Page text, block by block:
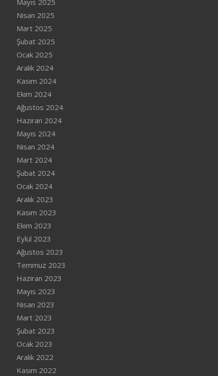
Mayıs 2025
Nisan 2025
Mart 2025
Şubat 2025
Ocak 2025
Aralık 2024
Kasım 2024
Ekim 2024
Ağustos 2024
Haziran 2024
Mayıs 2024
Nisan 2024
Mart 2024
Şubat 2024
Ocak 2024
Aralık 2023
Kasım 2023
Ekim 2023
Eylül 2023
Ağustos 2023
Temmuz 2023
Haziran 2023
Mayıs 2023
Nisan 2023
Mart 2023
Şubat 2023
Ocak 2023
Aralık 2022
Kasım 2022